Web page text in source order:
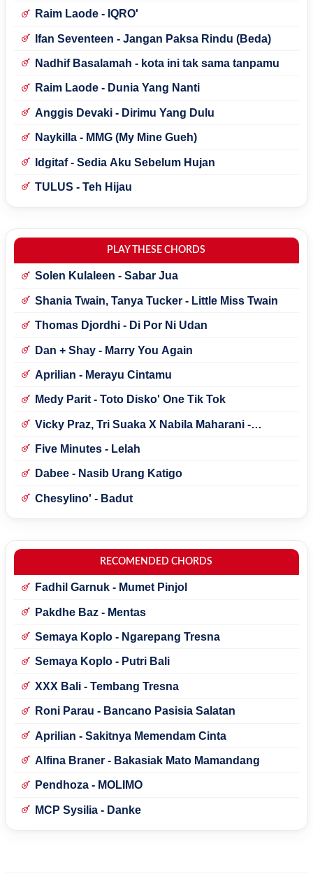
Raim Laode - IQRO'
Ifan Seventeen - Jangan Paksa Rindu (Beda)
Nadhif Basalamah - kota ini tak sama tanpamu
Raim Laode - Dunia Yang Nanti
Anggis Devaki - Dirimu Yang Dulu
Naykilla - MMG (My Mine Gueh)
Idgitaf - Sedia Aku Sebelum Hujan
TULUS - Teh Hijau
PLAY THESE CHORDS
Solen Kulaleen - Sabar Jua
Shania Twain, Tanya Tucker - Little Miss Twain
Thomas Djordhi - Di Por Ni Udan
Dan + Shay - Marry You Again
Aprilian - Merayu Cintamu
Medy Parit - Toto Disko' One Tik Tok
Vicky Praz, Tri Suaka X Nabila Maharani -
Five Minutes - Lelah
Dabee - Nasib Urang Katigo
Chesylino' - Badut
RECOMENDED CHORDS
Fadhil Garnuk - Mumet Pinjol
Pakdhe Baz - Mentas
Semaya Koplo - Ngarepang Tresna
Semaya Koplo - Putri Bali
XXX Bali - Tembang Tresna
Roni Parau - Bancano Pasisia Salatan
Aprilian - Sakitnya Memendam Cinta
Alfina Braner - Bakasiak Mato Mamandang
Pendhoza - MOLIMO
MCP Sysilia - Danke